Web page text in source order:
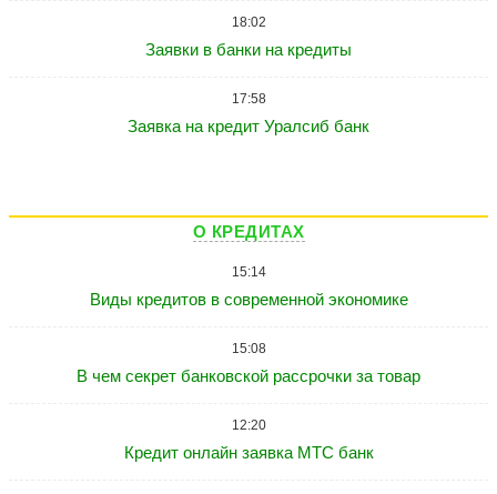
18:02
Заявки в банки на кредиты
17:58
Заявка на кредит Уралсиб банк
О КРЕДИТАХ
15:14
Виды кредитов в современной экономике
15:08
В чем секрет банковской рассрочки за товар
12:20
Кредит онлайн заявка МТС банк